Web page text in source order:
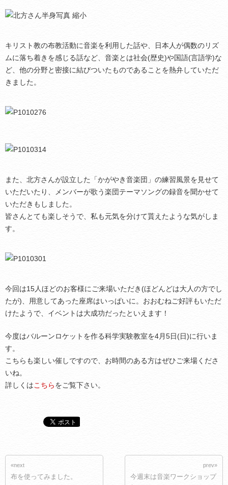
キリスト教の布教活動に音楽を利用した話や、日本人が偶数のリズ
ムに落ち着きを感じる話など、音楽とは社会(歴史)や国語(言語学)な
ど、他の分野と密接に結びついたものであることを熱弁していただ
きました。
また、北方さんが設立した「かがやき音楽団」の練習風景を見せて
いただいたり、メンバーが歌う楽団テーマソングの録音を聞かせて
いただきもしました。
皆さんとても楽しそうで、私も元気を分けて貰えたような気がしま
す。
今回は15人ほどのお客様にご来場いただき(ほどんどは大人の方でし
たが)、用意してあった座席はいっぱいに。おおむねご好評もいただ
けたようで、イベントは大成功だったといえます！
今度はバルーンロケットを作る科学実験教室を4月5日(日)に行いま
す。
こちらも楽しい催しですので、お時間のある方はぜひご来場くださ
いね。
詳しくはこちらをご覧下さい。
«next
布を使ってみました。
prev»
今週末は音楽ワークショップ